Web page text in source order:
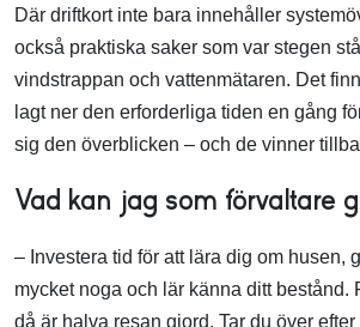
Där driftkort inte bara innehåller
också praktiska saker som var stegen
vindstrappan och vattenmätaren. Det
lagt ner den erforderliga tiden en gång
sig den överblicken – och de vinner
Vad kan jag som förvaltare
– Investera tid för att lära dig om husen,
mycket noga och lär känna ditt bestånd.
då är halva resan gjord. Tar du över efter